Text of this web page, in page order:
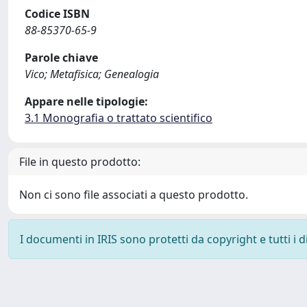
Codice ISBN
88-85370-65-9
Parole chiave
Vico; Metafisica; Genealogia
Appare nelle tipologie:
3.1 Monografia o trattato scientifico
File in questo prodotto:
Non ci sono file associati a questo prodotto.
I documenti in IRIS sono protetti da copyright e tutti i